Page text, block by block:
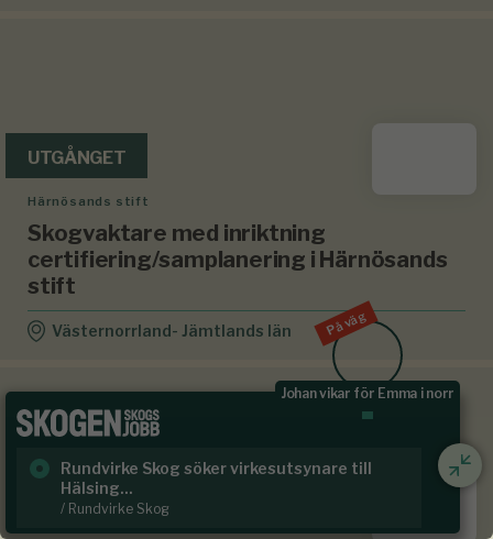
UTGÅNGET
Härnösands stift
Skogvaktare med inriktning
certifiering/samplanering i Härnösands
stift
Västernorrland- Jämtlands län
UTGÅNGET
På väg
Johan vikar för Emma i norr
Rundvirke Skog söker virkesutsynare till
Hälsing...
/ Rundvirke Skog